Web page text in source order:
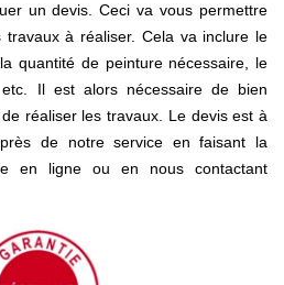
un devis. Ceci va vous permettre
à réaliser. Cela va inclure le
quantité de peinture nécessaire, le
Il est alors nécessaire de bien
réaliser les travaux. Le devis est à
de notre service en faisant la
en ligne ou en nous contactant